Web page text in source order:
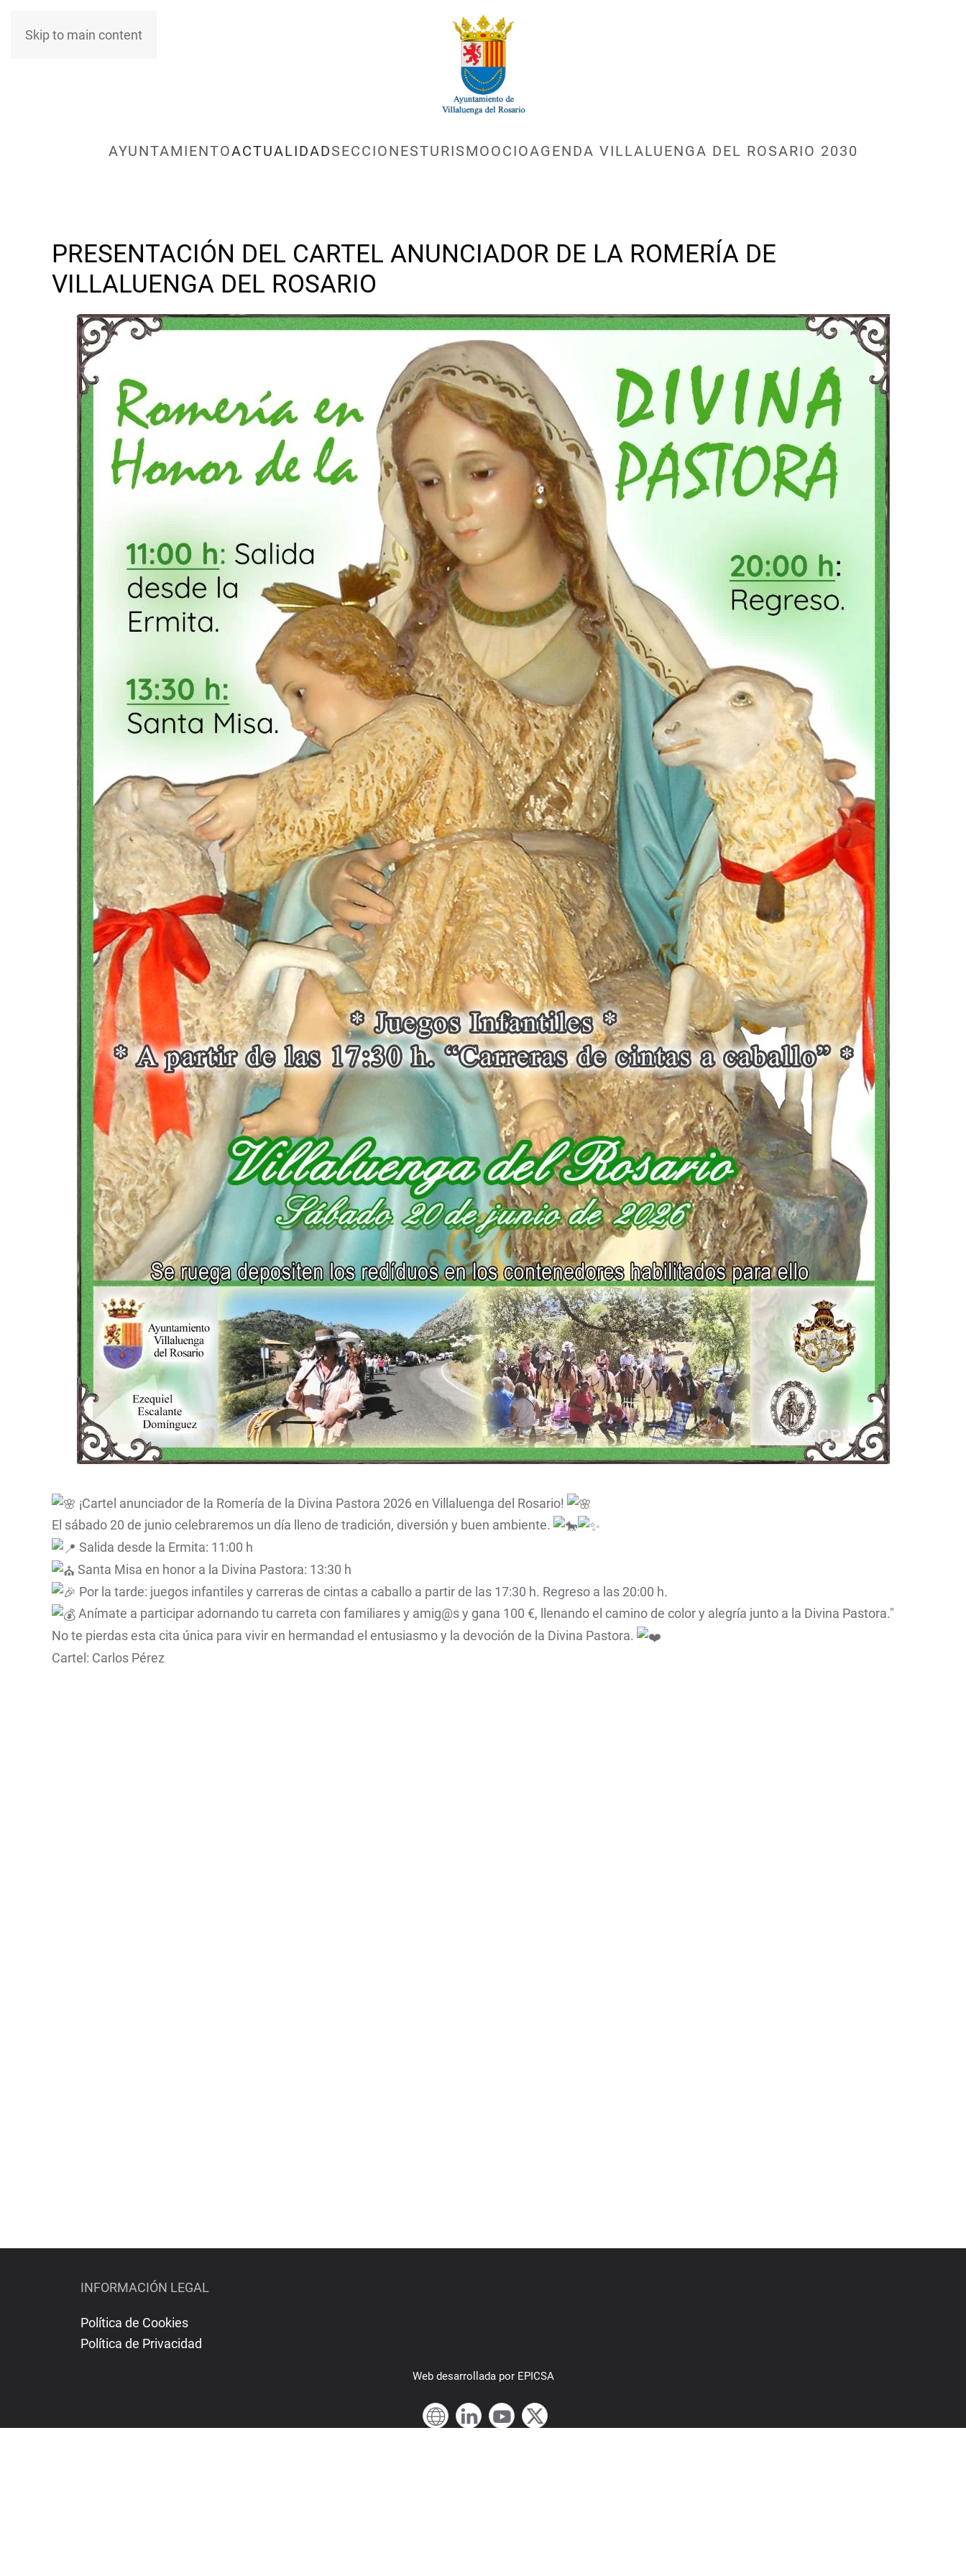
Skip to main content
AYUNTAMIENTOACTUALIDADSECCIONESTURISMOOCIOAGENDA VILLALUENGA DEL ROSARIO 2030
PRESENTACIÓN DEL CARTEL ANUNCIADOR DE LA ROMERÍA DE
VILLALUENGA DEL ROSARIO
¡Cartel anunciador de la Romería de la Divina Pastora 2026 en Villaluenga del Rosario!
El sábado 20 de junio celebraremos un día lleno de tradición, diversión y buen ambiente.
Salida desde la Ermita: 11:00 h
Santa Misa en honor a la Divina Pastora: 13:30 h
Por la tarde: juegos infantiles y carreras de cintas a caballo a partir de las 17:30 h. Regreso a las 20:00 h.
Anímate a participar adornando tu carreta con familiares y amig@s y gana 100 €, llenando el camino de color y alegría junto a la Divina Pastora."
No te pierdas esta cita única para vivir en hermandad el entusiasmo y la devoción de la Divina Pastora.
Cartel: Carlos Pérez
INFORMACIÓN LEGAL
Política de Cookies
Política de Privacidad
Webdesarrollada por EPICSA